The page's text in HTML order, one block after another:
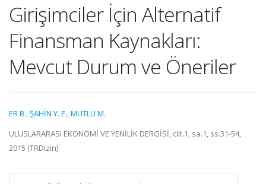
Girişimciler İçin Alternatif
Finansman Kaynakları:
Mevcut Durum ve Öneriler
ER B.,ŞAHİN Y. E.,MUTLU M.
ULUSLARARASI EKONOMİ VE YENİLİK DERGİSİ, cilt.1, sa.1, ss.31-54,
2015 (TRDizin)